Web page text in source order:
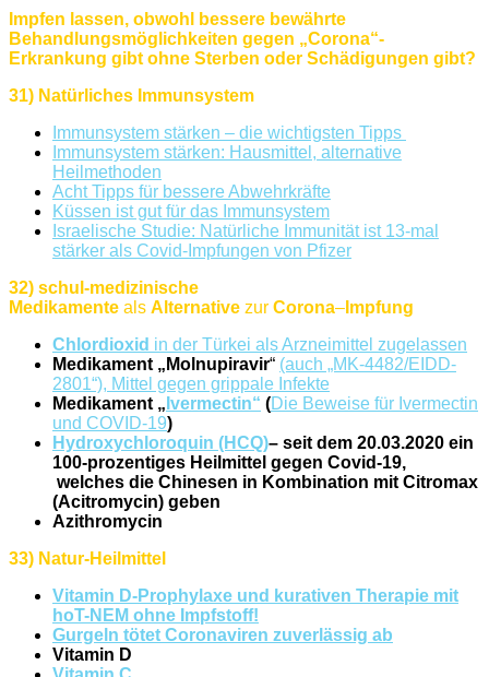
Impfen lassen, obwohl bessere bewährte
Behandlungsmöglichkeiten gegen „Corona“-
Erkrankung gibt ohne Sterben oder Schädigungen gibt?
31) Natürliches Immunsystem
Immunsystem stärken – die wichtigsten Tipps
Immunsystem stärken: Hausmittel, alternative
Heilmethoden
Acht Tipps für bessere Abwehrkräfte
Küssen ist gut für das Immunsystem
Israelische Studie: Natürliche Immunität ist 13-mal
stärker als Covid-Impfungen von Pfizer
32) schul-medizinische
Medikamente als Alternative zur Corona– Impfung
Chlordioxid in der Türkei als Arzneimittel zugelassen
Medikament „Molnupiravir“ (auch „MK-4482/EIDD-
2801“), Mittel gegen grippale Infekte
Medikament „ Ivermectin“ (Die Beweise für Ivermectin
und COVID-19)
Hydroxychloroquin (HCQ)– seit dem 20.03.2020 ein
100-prozentiges Heilmittel gegen Covid-19,
welches die Chinesen in Kombination mit Citromax
(Acitromycin) geben
Azithromycin
33) Natur-Heilmittel
Vitamin D-Prophylaxe und kurativen Therapie mit
hoT-NEM ohne Impfstoff!
Gurgeln tötet Coronaviren zuverlässig ab
Vitamin D